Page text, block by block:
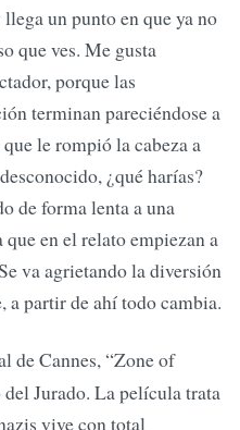
un punto en que ya no
que ves. Me gusta
porque las
terminan pareciéndose a
le rompió la cabeza a
¿qué harías?
de forma lenta a una
en el relato empiezan a
va agrietando la diversión
a partir de ahí todo cambia.
de Cannes, “Zone of
Jurado. La película trata
vive con total